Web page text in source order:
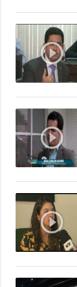
play_circle_outline
play_circle_outline
play_circle_outline